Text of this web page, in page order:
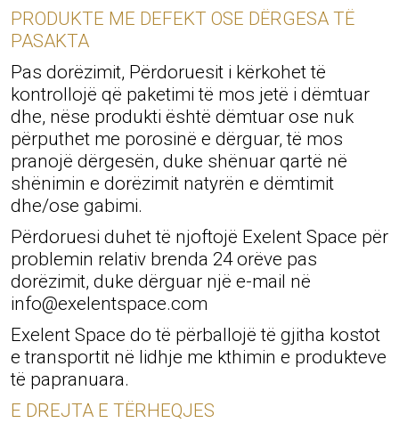
PRODUKTE ME DEFEKT OSE DËRGESA TË
PASAKTA
Pas dorëzimit, Përdoruesit i kërkohet të
kontrollojë që paketimi të mos jetë i dëmtuar
dhe, nëse produkti është dëmtuar ose nuk
përputhet me porosinë e dërguar, të mos
pranojë dërgesën, duke shënuar qartë në
shënimin e dorëzimit natyrën e dëmtimit
dhe/ose gabimi.
Përdoruesi duhet të njoftojë Exelent Space për
problemin relativ brenda 24 orëve pas
dorëzimit, duke dërguar një e-mail në
info@exelentspace.com
Exelent Space do të përballojë të gjitha kostot
e transportit në lidhje me kthimin e produkteve
të papranuara.
E DREJTA E TËRHEQJES